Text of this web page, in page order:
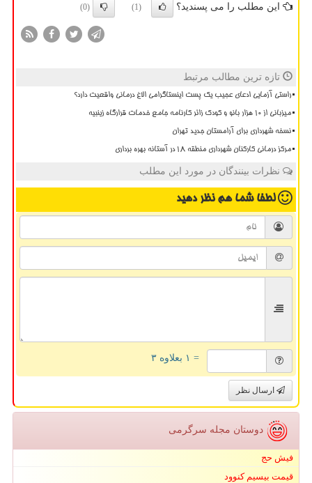
این مطلب را می پسندید؟ (1)
(0)
تازه ترین مطالب مرتبط
راستی آزمایی ادعای عجیب یک پست اینستاگرامی الاغ درمانی واقعیت دارد؟
میزبانی از ۱۰ هزار بانو و کودک زائر کارنامه جامع خدمات قرارگاه زینبیه
نسخه شهرداری برای آرامستان جدید تهران
مرکز درمانی کارکنان شهرداری منطقه ۱۸ در آستانه بهره برداری
نظرات بینندگان در مورد این مطلب
لطفا شما همنظر دهید
= ۱ بعلاوه ۳
ارسال نظر
دوستان مجله سرگرمی
فیش حج
قیمت بیسیم کنوود